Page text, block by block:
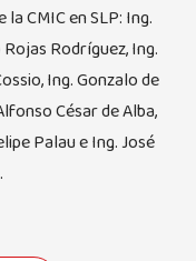
CMIC en SLP: Ing.
Rodríguez, Ing.
Ing. Gonzalo de
César de Alba,
Palau e Ing. José